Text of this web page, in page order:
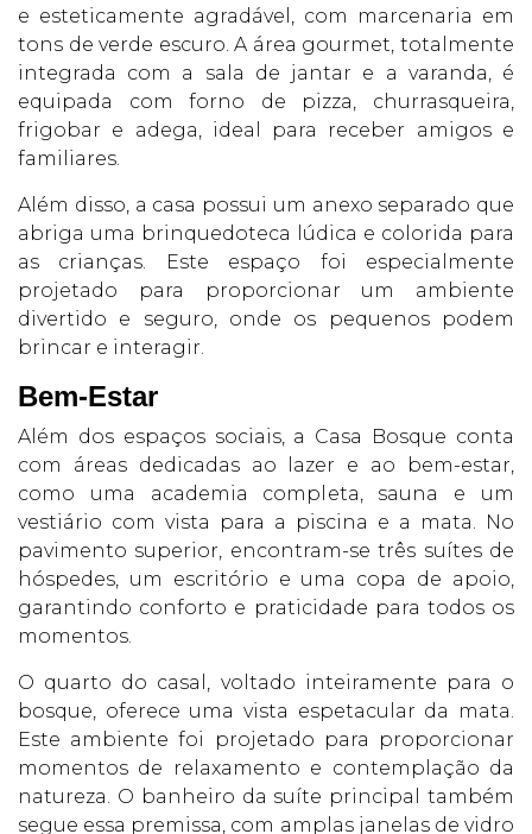
e esteticamente agradável, com marcenaria em
tons de verde escuro. A área gourmet, totalmente
integrada com a sala de jantar e a varanda, é
equipada com forno de pizza, churrasqueira,
frigobar e adega, ideal para receber amigos e
familiares.
Além disso, a casa possui um anexo separado que
abriga uma brinquedoteca lúdica e colorida para
as crianças. Este espaço foi especialmente
projetado para proporcionar um ambiente
divertido e seguro, onde os pequenos podem
brincar e interagir.
Bem-Estar
Além dos espaços sociais, a Casa Bosque conta
com áreas dedicadas ao lazer e ao bem-estar,
como uma academia completa, sauna e um
vestiário com vista para a piscina e a mata. No
pavimento superior, encontram-se três suítes de
hóspedes, um escritório e uma copa de apoio,
garantindo conforto e praticidade para todos os
momentos.
O quarto do casal, voltado inteiramente para o
bosque, oferece uma vista espetacular da mata.
Este ambiente foi projetado para proporcionar
momentos de relaxamento e contemplação da
natureza. O banheiro da suíte principal também
segue essa premissa, com amplas janelas de vidro